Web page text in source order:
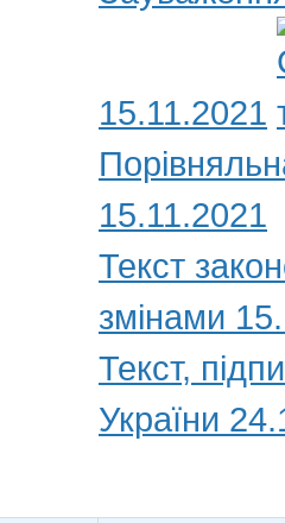
15.11.2021
15.11.2021
Текст
змінами
Текст,
України